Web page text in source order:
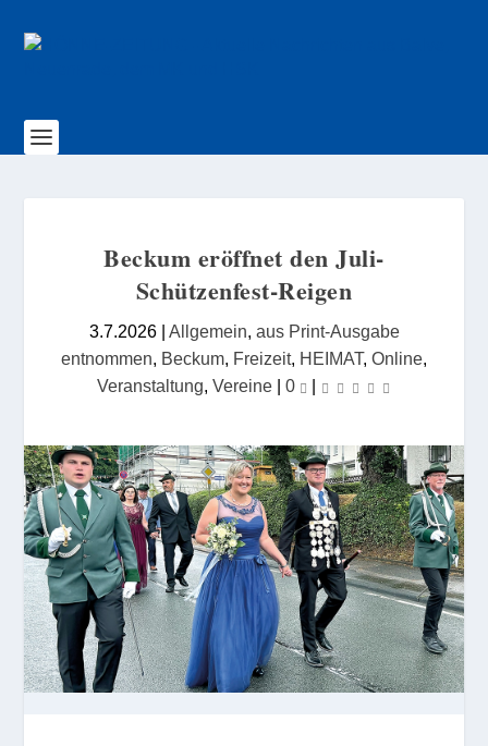
Beckum eröffnet den Juli-
Schützenfest-Reigen
3.7.2026| Allgemein, aus Print-Ausgabe
entnommen, Beckum, Freizeit, HEIMAT, Online,
Veranstaltung, Vereine| 0 |